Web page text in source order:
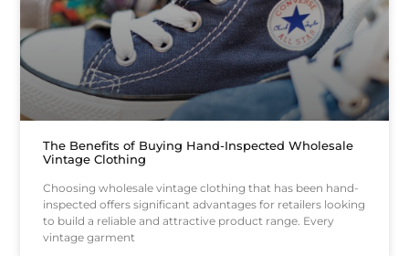
The Benefits of Buying Hand-Inspected Wholesale
Vintage Clothing
Choosing wholesale vintage clothing that has been hand-
inspected offers significant advantages for retailers looking
to build a reliable and attractive product range. Every
vintage garment